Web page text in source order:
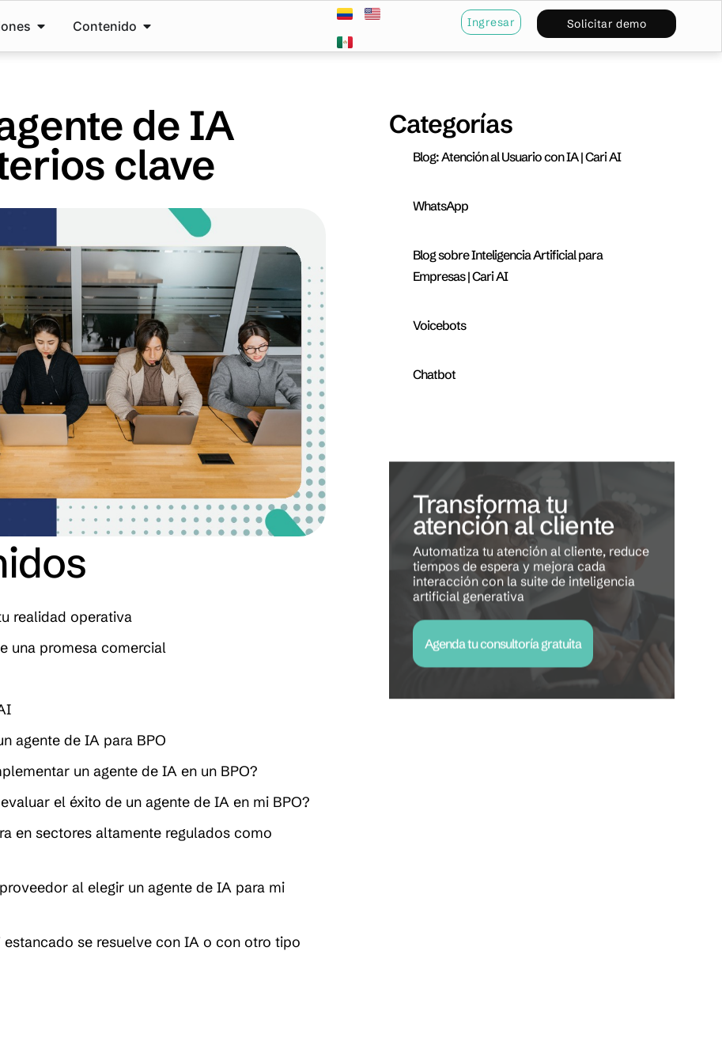
Contenido Ingresar Solicitar demo
de IA
clave
realidad operativa
una promesa comercial
agente de IA para BPO
un agente de IA en un BPO?
el éxito de un agente de IA en mi BPO?
en sectores altamente regulados como
al elegir un agente de IA para mi
se resuelve con IA o con otro tipo
Categorías
Blog: Atención al Usuario con IA | Cari AI
WhatsApp
Blog sobre Inteligencia Artificial para
Empresas | Cari AI
Voicebots
Chatbot
atención al cliente
Automatiza tu atención al cliente, reduce
tiempos de espera y mejora cada
interacción con la suite de inteligencia
artificial generativa
Agenda tu consultoría gratuita